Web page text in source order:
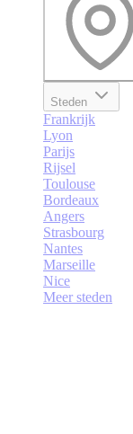
Steden
Frankrijk
Lyon
Parijs
Rijsel
Toulouse
Bordeaux
Angers
Strasbourg
Nantes
Marseille
Nice
Meer steden